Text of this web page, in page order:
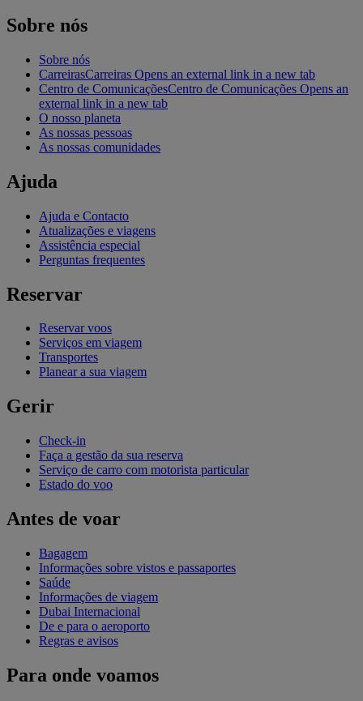
Sobre nós
Sobre nós
CarreirasCarreiras Opens an external link in a new tab
Centro de ComunicaçõesCentro de Comunicações Opens an
external link in a new tab
O nosso planeta
As nossas pessoas
As nossas comunidades
Ajuda
Ajuda e Contacto
Atualizações e viagens
Assistência especial
Perguntas frequentes
Reservar
Reservar voos
Serviços em viagem
Transportes
Planear a sua viagem
Gerir
Check-in
Faça a gestão da sua reserva
Serviço de carro com motorista particular
Estado do voo
Antes de voar
Bagagem
Informações sobre vistos e passaportes
Saúde
Informações de viagem
Dubai Internacional
De e para o aeroporto
Regras e avisos
Para onde voamos